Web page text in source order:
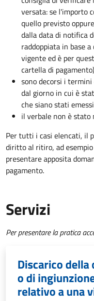
versata: se l'importo
quello previsto
dalla data di notifica
raddoppiata in base
vigente ed è per
cartella di pagamento)
sono decorsi i
dal giorno in cui è
che siano stati
il verbale non è stato
Per tutti i casi elencati, il
diritto al ritiro, ad
presentare apposita
pagamento.
Servizi
Per presentare la pratica
Discarico
o di
relativo a una